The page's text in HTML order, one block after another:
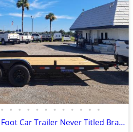
• • • • • • • • • • • •
2026 Triple Crown 18 Foot Car Trailer Never Titled Brand New